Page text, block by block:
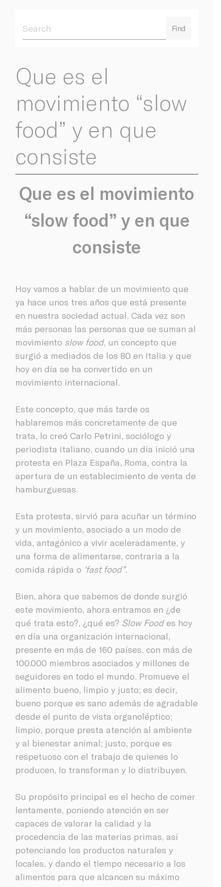
Find
Que es el
movimiento “slow
food” y en que
consiste
Que es el movimiento
“slow food” y en que
consiste
Hoy vamos a hablar de un movimiento que
ya hace unos tres años que está presente
en nuestra sociedad actual. Cada vez son
más personas las personas que se suman al
movimiento slow food, un concepto que
surgió a mediados de los 80 en Italia y que
hoy en día se ha convertido en un
movimiento internacional.
Este concepto, que más tarde os
hablaremos más concretamente de que
trata, lo creó Carlo Petrini, sociólogo y
periodista italiano, cuando un día inició una
protesta en Plaza España, Roma, contra la
apertura de un establecimiento de venta de
hamburguesas.
Esta protesta, sirvió para acuñar un término
y un movimiento, asociado a un modo de
vida, antagónico a vivir aceleradamente, y
una forma de alimentarse, contraria a la
comida rápida o ‘fast food”.
Bien, ahora que sabemos de donde surgió
este movimiento, ahora entramos en ¿de
qué trata esto?, ¿qué es? Slow Foodes hoy
en día una organización internacional,
presente en más de 160 países, con más de
100.000 miembros asociados y millones de
seguidores en todo el mundo. Promueve el
alimento bueno, limpio y justo; es decir,
bueno porque es sano además de agradable
desde el punto de vista organoléptico;
limpio, porque presta atención al ambiente
y al bienestar animal; justo, porque es
respetuoso con el trabajo de quienes lo
producen, lo transforman y lo distribuyen.
Su propósito principal es el hecho de comer
lentamente, poniendo atención en ser
capaces de valorar la calidad y la
procedencia de las materias primas, así
potenciando los productos naturales y
locales, y dando el tiempo necesario a los
alimentos para que alcancen su máximo